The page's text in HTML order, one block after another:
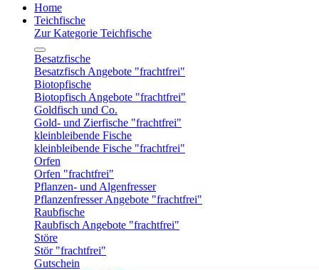
Home
Teichfische
Zur Kategorie Teichfische
Besatzfische
Besatzfisch Angebote "frachtfrei"
Biotopfische
Biotopfisch Angebote "frachtfrei"
Goldfisch und Co.
Gold- und Zierfische "frachtfrei"
kleinbleibende Fische
kleinbleibende Fische "frachtfrei"
Orfen
Orfen "frachtfrei"
Pflanzen- und Algenfresser
Pflanzenfresser Angebote "frachtfrei"
Raubfische
Raubfisch Angebote "frachtfrei"
Störe
Stör "frachtfrei"
Gutschein